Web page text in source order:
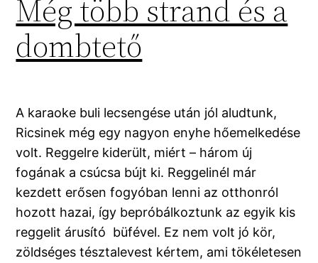
Még több strand és a
dombtető
A karaoke buli lecsengése után jól aludtunk,
Ricsinek még egy nagyon enyhe hőemelkedése
volt. Reggelre kiderült, miért – három új
fogának a csúcsa bújt ki. Reggelinél már
kezdett erősen fogyóban lenni az otthonról
hozott hazai, így bepróbálkoztunk az egyik kis
reggelit árusító büfével. Ez nem volt jó kör,
zöldséges tésztalevest kértem, ami tökéletesen